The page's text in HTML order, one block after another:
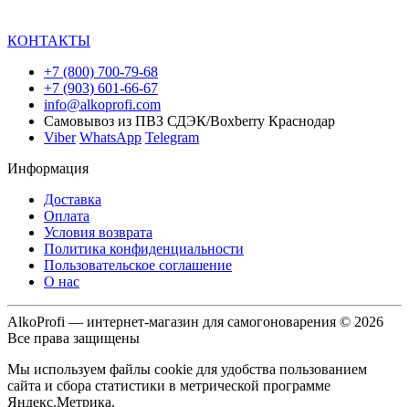
КОНТАКТЫ
+7 (800) 700-79-68
+7 (903) 601-66-67
info@alkoprofi.com
Самовывоз из ПВЗ СДЭК/Boxberry Краснодар
Viber WhatsApp Telegram
Информация
Доставка
Оплата
Условия возврата
Политика конфиденциальности
Пользовательское соглашение
О нас
AlkoProfi — интернет-магазин для самогоноварения © 2026
Все права защищены
Мы используем файлы cookie для удобства пользованием
сайта и сбора статистики в метрической программе
Яндекс.Метрика.